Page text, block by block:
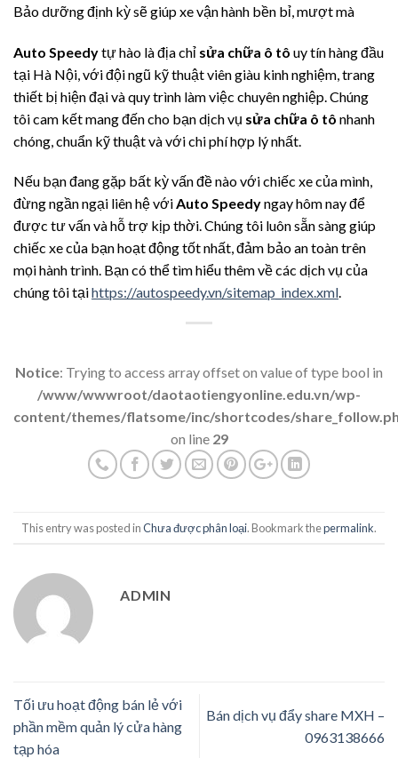
Bảo dưỡng định kỳ sẽ giúp xe vận hành bền bỉ, mượt mà
Auto Speedytự hào là địa chỉ sửa chữa ô tô uy tín hàng đầu
tại Hà Nội, với đội ngũ kỹ thuật viên giàu kinh nghiệm, trang
thiết bị hiện đại và quy trình làm việc chuyên nghiệp. Chúng
tôi cam kết mang đến cho bạn dịch vụ sửa chữa ô tô nhanh
chóng, chuẩn kỹ thuật và với chi phí hợp lý nhất.
Nếu bạn đang gặp bất kỳ vấn đề nào với chiếc xe của mình,
đừng ngần ngại liên hệ vớiAuto Speedyngay hôm nay để
được tư vấn và hỗ trợ kịp thời. Chúng tôi luôn sẵn sàng giúp
chiếc xe của bạn hoạt động tốt nhất, đảm bảo an toàn trên
mọi hành trình. Bạn có thể tìm hiểu thêm về các dịch vụ của
chúng tôi tạihttps://autospeedy.vn/sitemap_index.xml.
Notice: Trying to access array offset on value of type bool in
/www/wwwroot/daotaotiengyonline.edu.vn/wp-
content/themes/flatsome/inc/shortcodes/
on line 29
This entry was posted inChưa được phân loại. Bookmark thepermalink.
ADMIN
Tối ưu hoạt động bán lẻ với
phần mềm quản lý cửa hàng
tạp hóa
Bán dịch vụ đẩy share MXH –
0963138666